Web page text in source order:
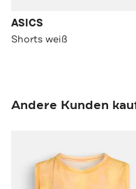
ASICS
Shorts weiß
Andere Kunden